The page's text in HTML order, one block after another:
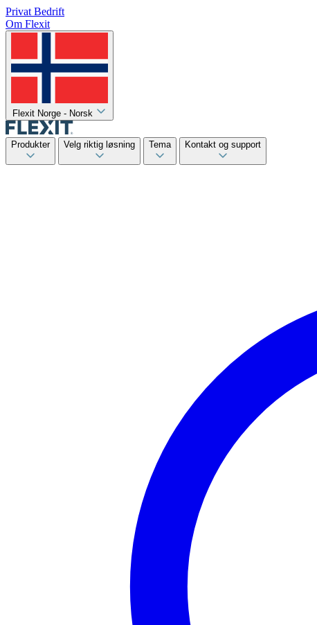
Privat Bedrift
Om Flexit
Flexit Norge - Norsk
Produkter Velg riktig løsning Tema Kontakt og support